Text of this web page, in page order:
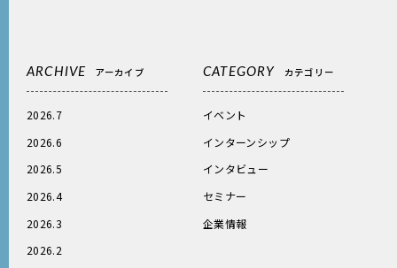
ARCHIVE アーカイブ
2026.7
2026.6
2026.5
2026.4
2026.3
2026.2
CATEGORY カテゴリー
イベント
インターンシップ
インタビュー
セミナー
企業情報